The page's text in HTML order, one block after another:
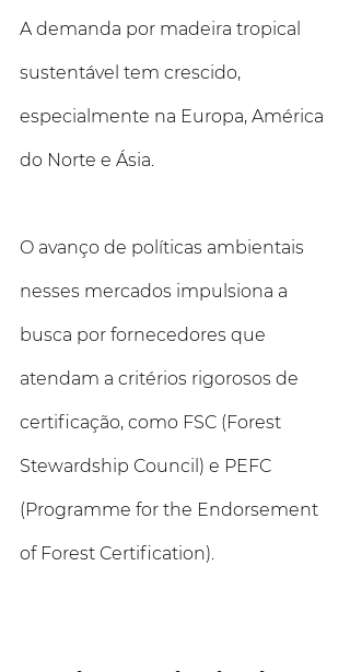
A demanda por madeira tropical
sustentável tem crescido,
especialmente na Europa, América
do Norte e Ásia.
O avanço de políticas ambientais
nesses mercados impulsiona a
busca por fornecedores que
atendam a critérios rigorosos de
certificação, como FSC (Forest
Stewardship Council) e PEFC
(Programme for the Endorsement
of Forest Certification).